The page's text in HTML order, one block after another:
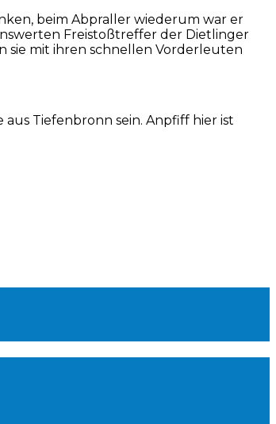
beim Abpraller wiederum war er
Freistoßtreffer der Dietlinger
sie mit ihren schnellen Vorderleuten
Tiefenbronn sein. Anpfiff hier ist